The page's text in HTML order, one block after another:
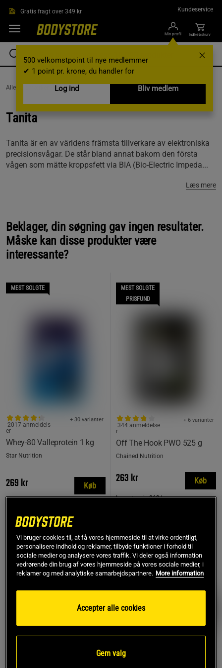
Gratis fragt over 349 kr Kundeservice
Min profil
500 velkomstpoint til nye medlemmer
✔ 1 point pr. krone, du handler for
Log ind
Bliv medlem
Indkøbskurv
AlleVaremærker / Tanita
Tanita
Tanita är en av världens främsta tillverkare av elektroniska
precisionsvågar. De står bland annat bakom den första
vågen som mätte kroppsfett via BIA (Bio-Electric Impeda...
Læs mere
Beklager, din søgning gav ingen resultater.
Måske kan disse produkter være
interessante?
MEST SOLGTE
Whey-80 Valleprotein 1 kg
+ 30 varianter
2017 anmeldels
er
Star Nutrition
269 kr Køb
MEST SOLGTE
PRISFUND
Off The Hook PWO 525 g
+ 6 varianter
344 anmeldelse
r
Chained Nutrition
263 kr
Laveste pris 263 kr
Køb
MEST SOLGTE
PRISFUND
Vi bruger cookies til, at få vores hjemmeside til at virke ordentligt,
personalisere indhold og reklamer, tilbyde funktioner i forhold til
sociale medier og analysere vores traffik. Vi deler også information
vedrørende din brug af vores hjemmeside på vores sociale medier, i
reklamer og med analytiske samarbejdspartnere. More information
Accepter alle cookies
Gem valg